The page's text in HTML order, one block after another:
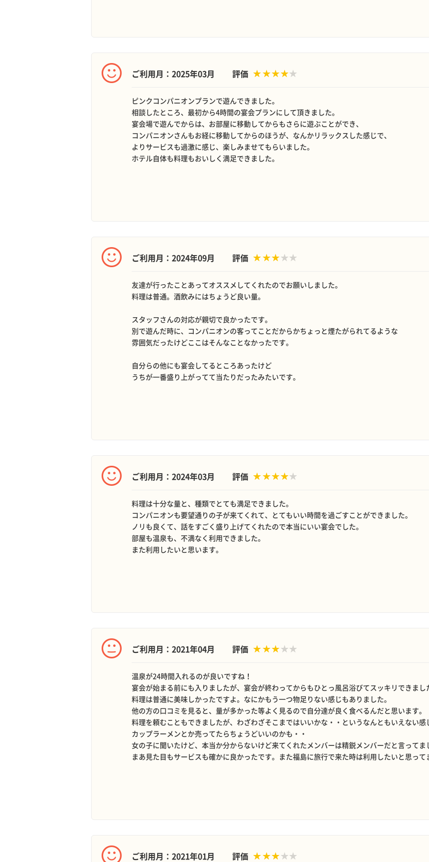
ご利用月：2025年03月 評価
ピンクコンパニオンプランで遊んできました。
相談したところ、最初から4時間の宴会プランにして頂きました。
宴会場で遊んでからは、お部屋に移動してからもさらに遊ぶことができ、
コンパニオンさんもお経に移動してからのほうが、なんかリラックスした感じで、
よりサービスも過激に感じ、楽しみませてもらいました。
ホテル自体も料理もおいしく満足できました。
ご利用月：2024年09月 評価
友達が行ったことあってオススメしてくれたのでお願いしました。
料理は普通。酒飲みにはちょうど良い量。
スタッフさんの対応が親切で良かったです。
別で遊んだ時に、コンパニオンの客ってことだからかちょっと煙たがられてるような
雰囲気だったけどここはそんなことなかったです。
自分らの他にも宴会してるところあったけど
うちが一番盛り上がってて当たりだったみたいです。
ご利用月：2024年03月 評価
料理は十分な量と、種類でとても満足できました。
コンパニオンも要望通りの子が来てくれて、とてもいい時間を過ごすことができました。
ノリも良くて、話をすごく盛り上げてくれたので本当にいい宴会でした。
部屋も温泉も、不満なく利用できました。
また利用したいと思います。
ご利用月：2021年04月 評価
温泉が24時間入れるのが良いですね！
宴会が始まる前にも入りましたが、宴会が終わってからもひとっ風呂浴びてスッキリできまし
料理は普通に美味しかったですよ。なにかもう一つ物足りない感じもありました。
他の方の口コミを見ると、量が多かった等よく見るので自分達が良く食べるんだと思います。
料理を頼むこともできましたが、わざわざそこまではいいかな・・というなんともいえない感
カップラーメンとか売ってたらちょうどいいのかも・・
女の子に聞いたけど、本当か分からないけど来てくれたメンバーは精鋭メンバーだと言ってま
まあ見た目もサービスも確かに良かったです。また福島に旅行で来た時は利用したいと思って
ご利用月：2021年01月 評価